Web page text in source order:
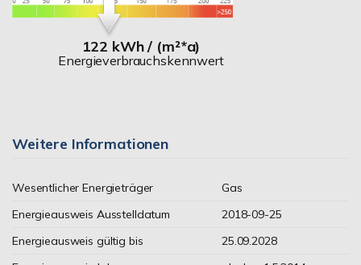
122 kWh / (m²*a)
Energieverbrauchskennwert
Weitere Informationen
Wesentlicher Energieträger
Gas
Energieausweis Ausstelldatum
2018-09-25
Energieausweis gültig bis
25.09.2028